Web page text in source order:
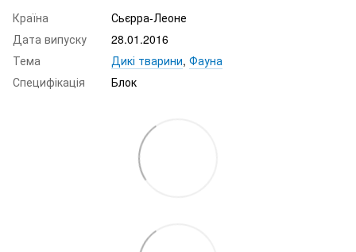
Країна
Сьєрра-Леоне
Дата випуску
28.01.2016
Тема
Дикі тварини, Фауна
Специфікація
Блок